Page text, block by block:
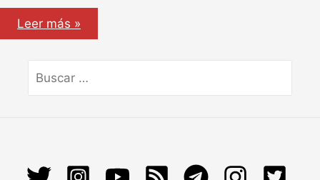
Fast
&
Furious
set
Leer más »
por: